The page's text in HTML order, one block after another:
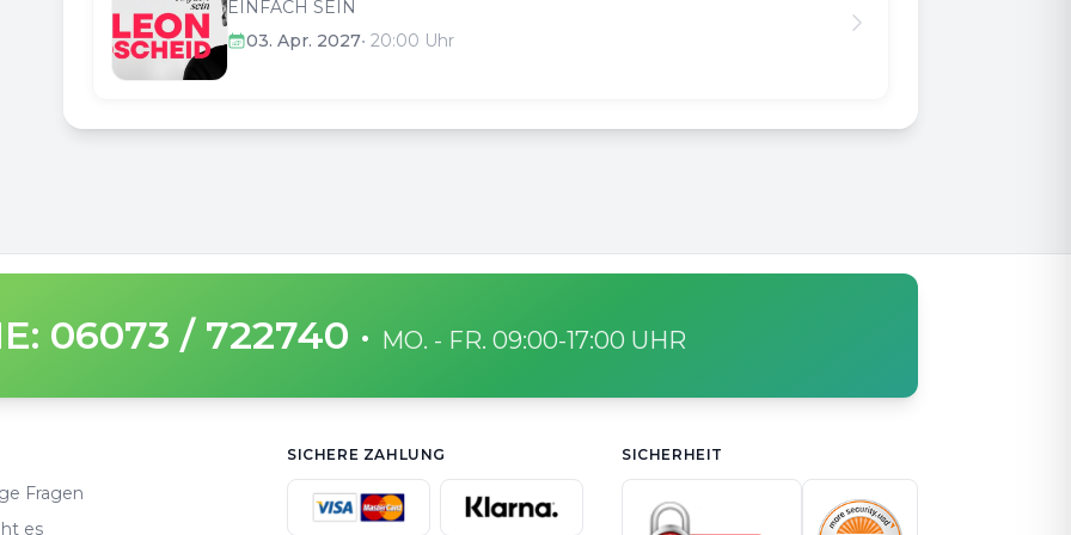
EINFACH SEIN
03. Apr. 2027•20:00 Uhr
06073 / 722740 · MO. - FR. 09:00-17:00 UHR
Fragen
es
SICHERE ZAHLUNG SICHERHEIT